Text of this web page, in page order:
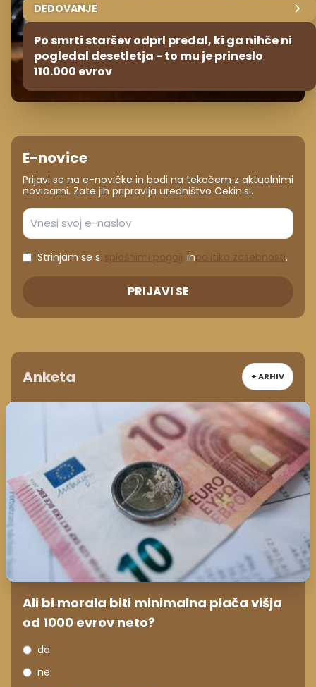
DEDOVANJE
Po smrti staršev odprl predal, ki ga nihče ni
pogledal desetletja - to mu je prineslo
110.000 evrov
E-novice
Prijavi se na e-novičke in bodi na tekočem z aktualnimi
novicami. Zate jih pripravlja uredništvo Cekin.si.
Strinjam se s in .
PRIJAVI SE
Anketa + ARHIV
Ali bi morala biti minimalna plača višja
od 1000 evrov neto?
da
ne